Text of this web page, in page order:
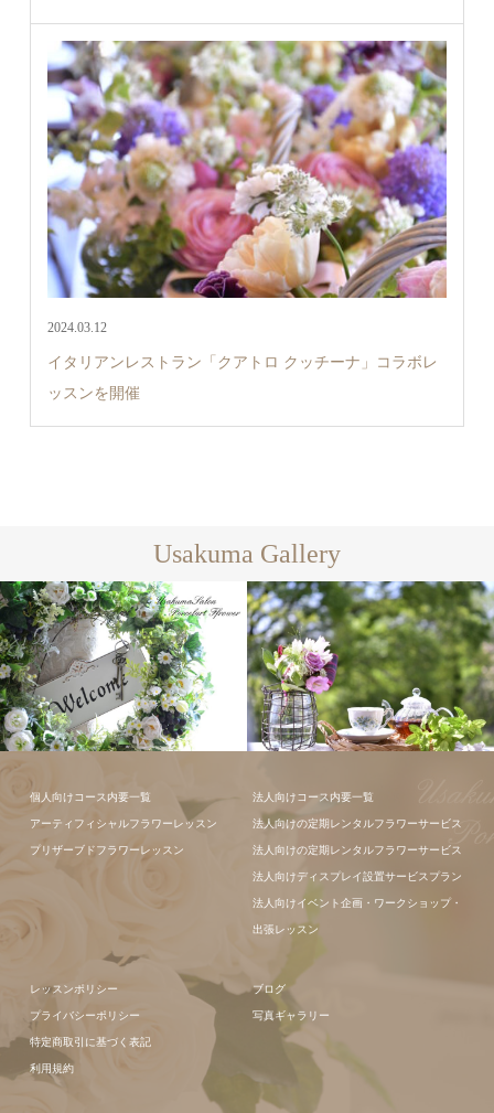
2024.03.12
イタリアンレストラン「クアトロ クッチーナ」コラボレ
ッスンを開催
Usakuma Gallery
ンジメント
ギャラリー全
ト
個人向けコース内要一覧
アーティフィシャルフラワーレッスン
プリザーブドフラワーレッスン
法人向けコース内要一覧
法人向けの定期レンタルフラワーサービス
法人向けの定期レンタルフラワーサービス
法人向けディスプレイ設置サービスプラン
法人向けイベント企画・ワークショップ・
出張レッスン
レッスンポリシー
プライバシーポリシー
特定商取引に基づく表記
利用規約
ブログ
写真ギャラリー